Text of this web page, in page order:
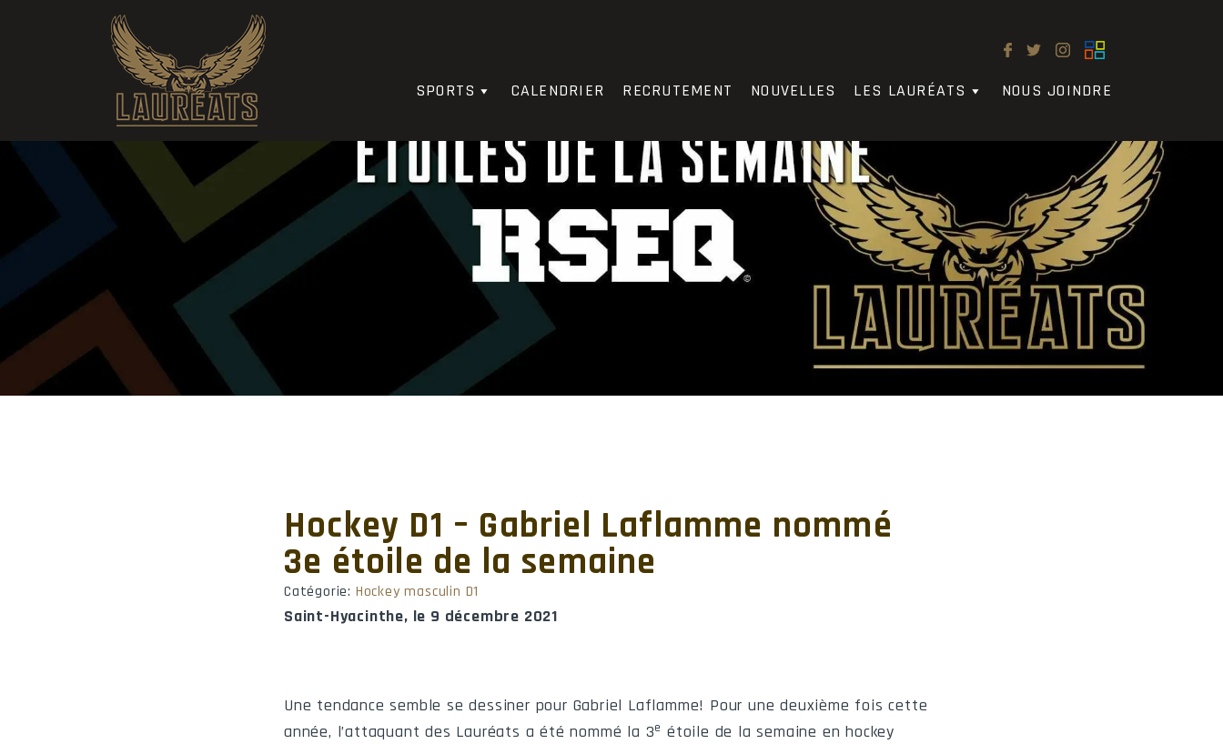
SPORTS CALENDRIER RECRUTEMENT NOUVELLES LES LAURÉATS NOUS JOINDRE
Hockey D1 – Gabriel Laflamme nommé
3e étoile de la semaine
Catégorie: Hockey masculin D1
Saint-Hyacinthe, le 9 décembre 2021
Une tendance semble se dessiner pour Gabriel Laflamme! Pour une deuxième fois cette
année, l’attaquant des Lauréats a été nommé la 3e étoile de la semaine en hockey